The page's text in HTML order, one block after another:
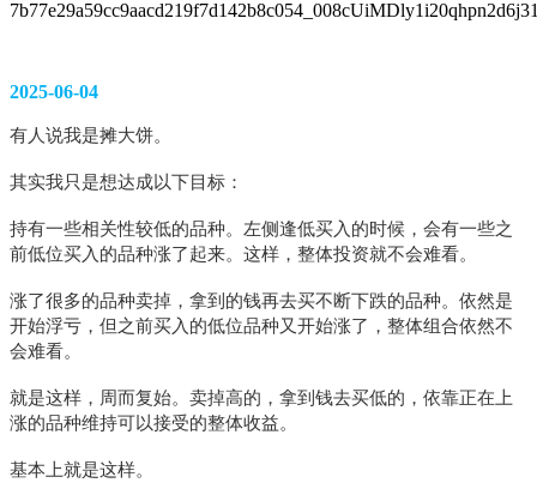
2025-06-04
有人说我是摊大饼。
其实我只是想达成以下目标：
持有一些相关性较低的品种。左侧逢低买入的时候，会有一些之
前低位买入的品种涨了起来。这样，整体投资就不会难看。
涨了很多的品种卖掉，拿到的钱再去买不断下跌的品种。依然是
开始浮亏，但之前买入的低位品种又开始涨了，整体组合依然不
会难看。
就是这样，周而复始。卖掉高的，拿到钱去买低的，依靠正在上
涨的品种维持可以接受的整体收益。
基本上就是这样。